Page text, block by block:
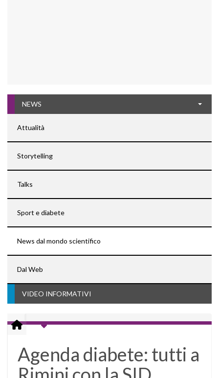
NEWS
Attualità
Storytelling
Talks
Sport e diabete
News dal mondo scientifico
Dal Web
VIDEO INFORMATIVI
Agenda diabete: tutti a